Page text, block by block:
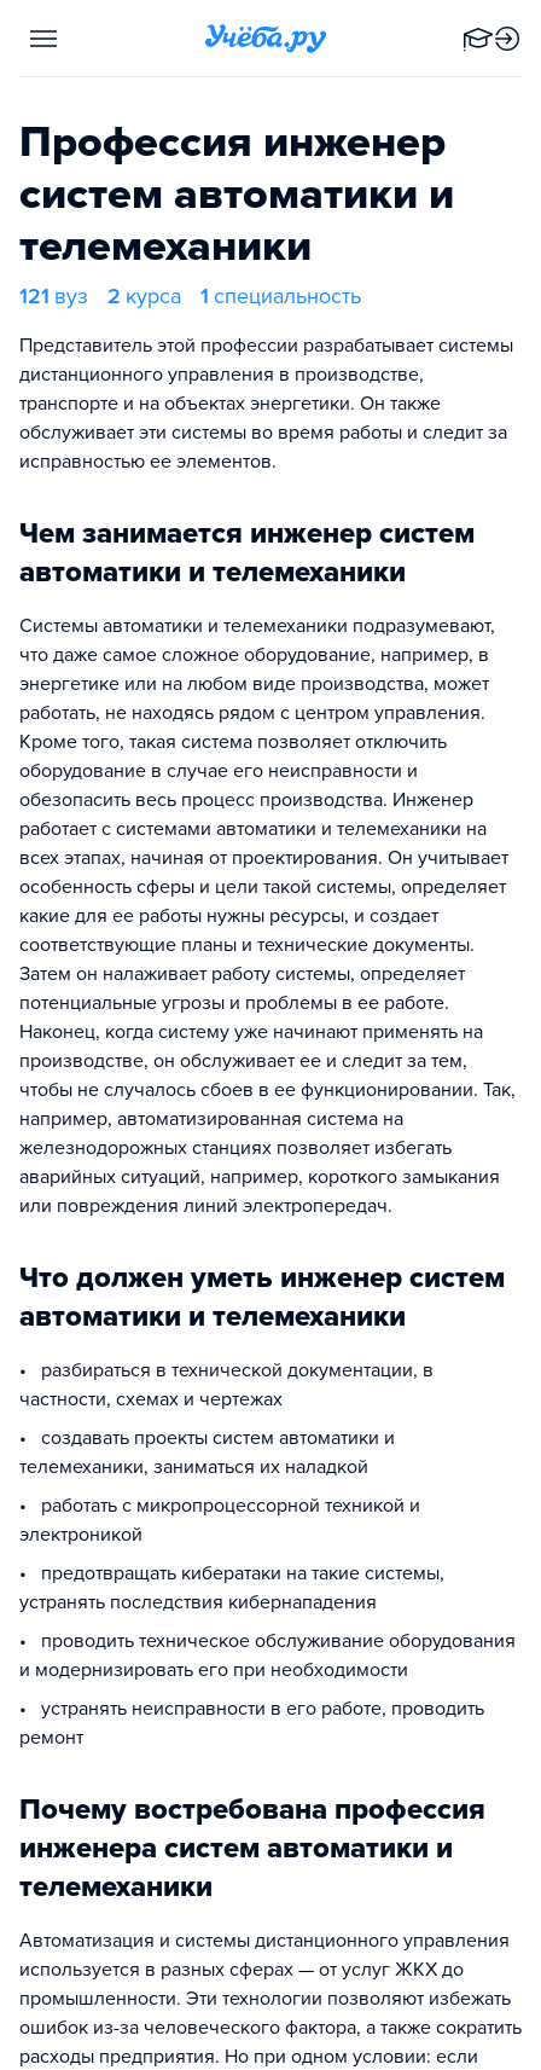
Профессия инженер
систем автоматики и
телемеханики
121 вуз 2 курса 1 специальность
Представитель этой профессии разрабатывает системы
дистанционного управления в производстве,
транспорте и на объектах энергетики. Он также
обслуживает эти системы во время работы и следит за
исправностью ее элементов.
Чем занимается инженер систем
автоматики и телемеханики
Системы автоматики и телемеханики подразумевают,
что даже самое сложное оборудование, например, в
энергетике или на любом виде производства, может
работать, не находясь рядом с центром управления.
Кроме того, такая система позволяет отключить
оборудование в случае его неисправности и
обезопасить весь процесс производства. Инженер
работает с системами автоматики и телемеханики на
всех этапах, начиная от проектирования. Он учитывает
особенность сферы и цели такой системы, определяет
какие для ее работы нужны ресурсы, и создает
соответствующие планы и технические документы.
Затем он налаживает работу системы, определяет
потенциальные угрозы и проблемы в ее работе.
Наконец, когда систему уже начинают применять на
производстве, он обслуживает ее и следит за тем,
чтобы не случалось сбоев в ее функционировании. Так,
например, автоматизированная система на
железнодорожных станциях позволяет избегать
аварийных ситуаций, например, короткого замыкания
или повреждения линий электропередач.
Что должен уметь инженер систем
автоматики и телемеханики
• разбираться в технической документации, в
частности, схемах и чертежах
• создавать проекты систем автоматики и
телемеханики, заниматься их наладкой
• работать с микропроцессорной техникой и
электроникой
• предотвращать кибератаки на такие системы,
устранять последствия кибернападения
• проводить техническое обслуживание оборудования
и модернизировать его при необходимости
• устранять неисправности в его работе, проводить
ремонт
Почему востребована профессия
инженера систем автоматики и
телемеханики
Автоматизация и системы дистанционного управления
используется в разных сферах — от услуг ЖКХ до
промышленности. Эти технологии позволяют избежать
ошибок из-за человеческого фактора, а также сократить
расходы предприятия. Но при одном условии: если